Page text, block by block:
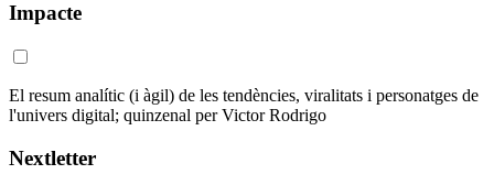
Impacte
El resum analític (i àgil) de les tendències, viralitats i personatges de
l'univers digital; quinzenal per Victor Rodrigo
Nextletter